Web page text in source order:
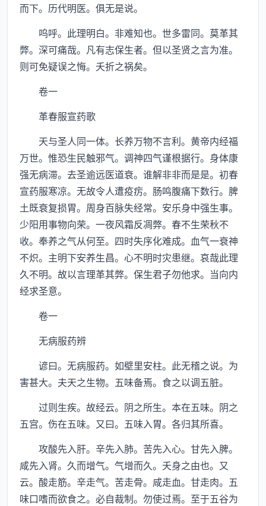
而下。历代明医。俱无是说。
呜呼。此理明白。非难知也。世多雷同。莫革其
弊。深可痛哉。凡有志保生者。但以圣贤之言为准。
则可免疑误之悔。夭折之祸矣。
卷一
革春服宣药歌
天与圣人同一体。长养万物不言利。黄帝内经福
万世。惟恐生民触邪气。调神四气谨根据行。身体康
强无病滞。去圣逾远医道衰。谁解非非而是是。初春
宣药服寒凉。无故令人遭疫疠。肠鸣腹痛下数行。脾
土既衰复损胃。周身百脉失经常。安乐身中强生事。
少阳用事物向荣。一夜风霜反凋弊。春不生荣秋不
收。奉养之气从何至。四时失序化难成。血气一衰神
不炽。主明下安养生昌。心不明时灾患继。哀哉此理
久不明。故以言理革其弊。保生君子勿他求。当向内
经求圣意。
卷一
无病服药辨
谚曰。无病服药。如壁里安柱。此无稽之说。为
害甚大。夫天之生物。五味备焉。食之以调五脏。
过则生疾。故经云。阴之所生。本在五味。阴之
五宫。伤在五味。又曰。五味入胃。各归其所喜。
攻酸先入肝。辛先入肺。苦先入心。甘先入脾。
咸先入肾。久而增气。气增而久。夭身之由也。又
云。酸走筋。辛走气。苦走骨。咸走血。甘走肉。五
味口嗜而欲食之。必自裁制。勿使过焉。至于五谷为